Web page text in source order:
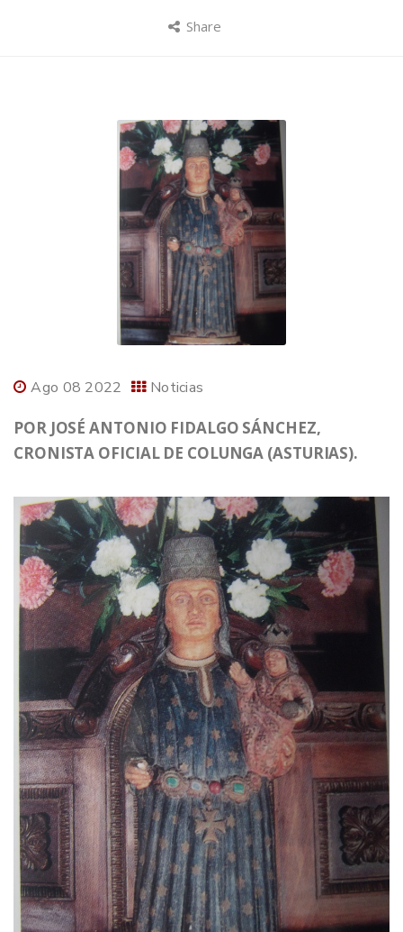
Share
Ago 08 2022 Noticias
POR JOSÉ ANTONIO FIDALGO SÁNCHEZ,
CRONISTA OFICIAL DE COLUNGA (ASTURIAS).